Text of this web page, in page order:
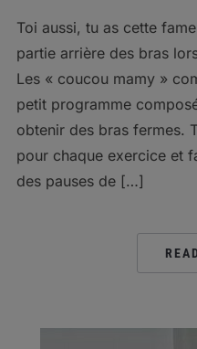
Toi aussi, tu as cette
partie arrière des bras
Les « coucou mamy »
petit programme
obtenir des bras fermes.
pour chaque exercice et
des pauses de […]